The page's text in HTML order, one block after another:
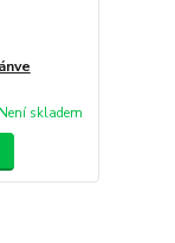
Není skladem